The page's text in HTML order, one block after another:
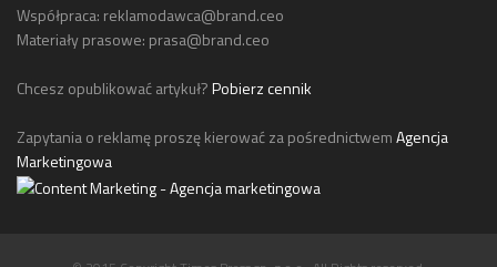
Współpraca: reklamodawca@brand.ceo
Materiały prasowe: prasa@brand.ceo
Chcesz opublikować artykuł?Pobierz cennik
Zapytania o reklamę proszę kierować za pośrednictwemAgencja
Marketingowa